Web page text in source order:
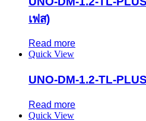
เฟส)
Read more
Quick View
UNO-DM-1.2-TL-
Read more
Quick View